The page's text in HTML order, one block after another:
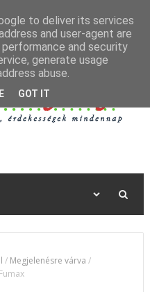
/ Megjelenésre várva /
to deliver its services
and user-agent are
and security
generate usage
abuse.
GOT IT